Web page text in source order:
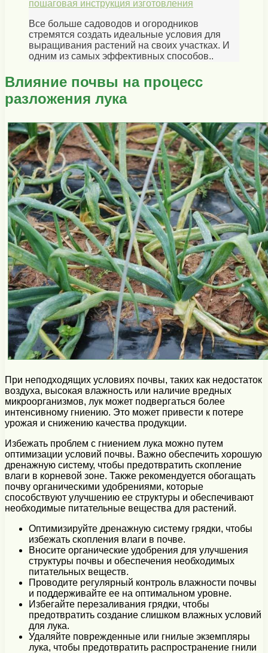
пошаговая инструкция изготовления
Все больше садоводов и огородников
стремятся создать идеальные условия для
выращивания растений на своих участках. И
одним из самых эффективных способов..
Влияние почвы на процесс
разложения лука
При неподходящих условиях почвы, таких как недостаток
воздуха, высокая влажность или наличие вредных
микроорганизмов, лук может подвергаться более
интенсивному гниению. Это может привести к потере
урожая и снижению качества продукции.
Избежать проблем с гниением лука можно путем
оптимизации условий почвы. Важно обеспечить хорошую
дренажную систему, чтобы предотвратить скопление
влаги в корневой зоне. Также рекомендуется обогащать
почву органическими удобрениями, которые
способствуют улучшению ее структуры и обеспечивают
необходимые питательные вещества для растений.
Оптимизируйте дренажную систему грядки, чтобы
избежать скопления влаги в почве.
Вносите органические удобрения для улучшения
структуры почвы и обеспечения необходимых
питательных веществ.
Проводите регулярный контроль влажности почвы
и поддерживайте ее на оптимальном уровне.
Избегайте перезаливания грядки, чтобы
предотвратить создание слишком влажных условий
для лука.
Удаляйте поврежденные или гнилые экземпляры
лука, чтобы предотвратить распространение гнили